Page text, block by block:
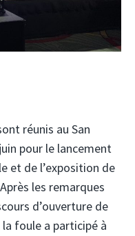
réunis au San
pour le lancement
et de l’exposition de
les remarques
d’ouverture de
foule a participé à